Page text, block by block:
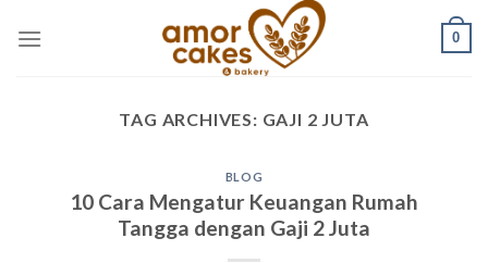
0
TAG ARCHIVES: GAJI 2 JUTA
BLOG
10 Cara Mengatur Keuangan Rumah
Tangga dengan Gaji 2 Juta